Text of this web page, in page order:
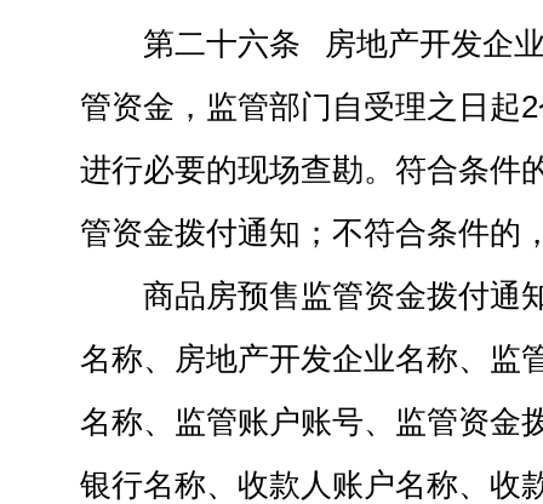
第二十六条 房地产开发企
管资金，监管部门自受理之日起
进行必要的现场查勘。符合条件
管资金拨付通知；不符合条件的
商品房预售监管资金拨付通
名称、房地产开发企业名称、监
名称、监管账户账号、监管资金
银行名称、收款人账户名称、收